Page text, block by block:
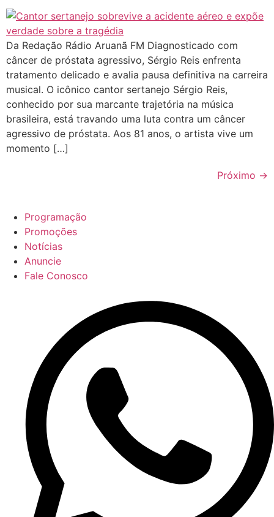
Da Redação Rádio Aruanã FM Diagnosticado com
câncer de próstata agressivo, Sérgio Reis enfrenta
tratamento delicado e avalia pausa definitiva na carreira
musical. O icônico cantor sertanejo Sérgio Reis,
conhecido por sua marcante trajetória na música
brasileira, está travando uma luta contra um câncer
agressivo de próstata. Aos 81 anos, o artista vive um
momento […]
Próximo →
Programação
Promoções
Notícias
Anuncie
Fale Conosco